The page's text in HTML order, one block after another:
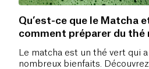
Qu’est-ce que le Matcha
comment préparer du thé
Le matcha est un thé vert qui a
nombreux bienfaits.